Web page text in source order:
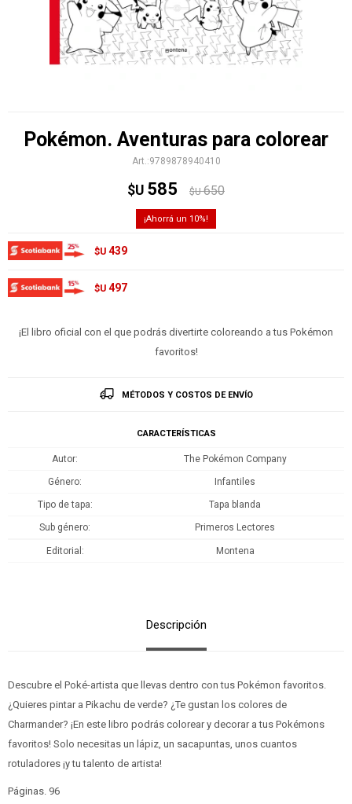
Pokémon. Aventuras para colorear
9789878940410
$U 585 $U 650
10
$U 439
$U 497
¡El libro oficial con el que podrás divertirte coloreando a tus Pokémon
favoritos!
MÉTODOS Y COSTOS DE ENVÍO
CARACTERÍSTICAS
Autor The Pokémon Company
Género Infantiles
Tipo de tapa Tapa blanda
Sub género Primeros Lectores
Editorial Montena
Descripción
Descubre el Poké-artista que llevas dentro con tus Pokémon favoritos.
¿Quieres pintar a Pikachu de verde? ¿Te gustan los colores de
Charmander? ¡En este libro podrás colorear y decorar a tus Pokémons
favoritos! Solo necesitas un lápiz, un sacapuntas, unos cuantos
rotuladores ¡y tu talento de artista!
Páginas. 96